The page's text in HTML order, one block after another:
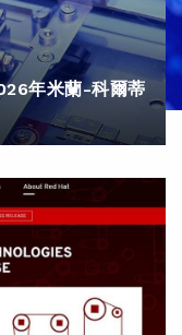
年米蘭-科爾蒂